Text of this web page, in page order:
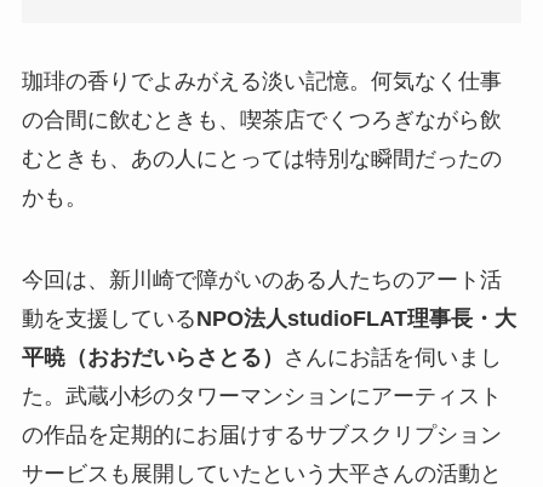
珈琲の香りでよみがえる淡い記憶。何気なく仕事
の合間に飲むときも、喫茶店でくつろぎながら飲
むときも、あの人にとっては特別な瞬間だったの
かも。
今回は、新川崎で障がいのある人たちのアート活
動を支援しているNPO法人studioFLAT理事長・大
平暁（おおだいらさとる）
さんにお話を伺いまし
た。武蔵小杉のタワーマンションにアーティスト
の作品を定期的にお届けするサブスクリプション
サービスも展開していたという大平さんの活動と